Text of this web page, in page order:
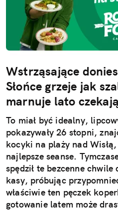
Wstrząsające
Słońce grzeje jak
marnuje lato
To miał być idealny,
pokazywały 26 stopni,
kocyki na plaży nad
najlepsze seanse.
spędził te bezcenne
kasy, próbując
właściwie ten pęczek
gotowanie latem może